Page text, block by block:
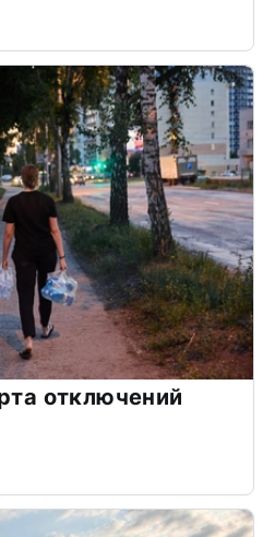
отключений